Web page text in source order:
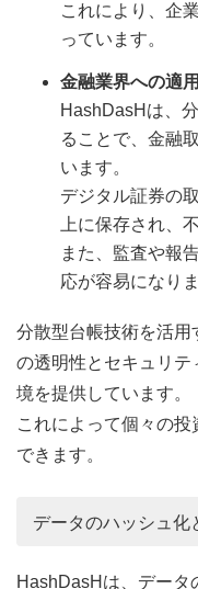
これにより、企
っています。
金融業界への適用
HashDasHは、
ることで、金融
います。
デジタル証券の
上に保存され、
また、監査や報
応が容易になりま
分散型台帳技術を活用
の透明性とセキュリ
境を提供しています。
これによって個々の
できます。
データのハッシュ化
HashDasHは、データ